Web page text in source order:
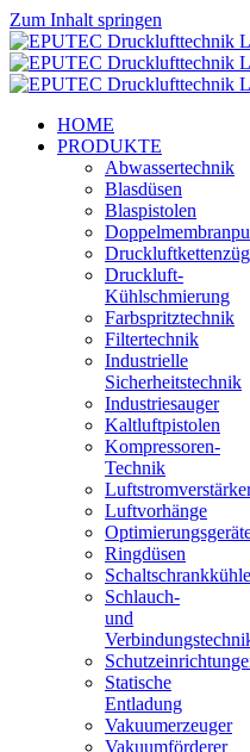
Zum Inhalt springen
HOME
PRODUKTE
Abwassertechnik
Blasdüsen
Blaspistolen
Druckluft-
Kühlschmierung
Farbspritztechnik
Filtertechnik
Industrielle
Sicherheitstechnik
Industriesauger
Kaltluftpistolen
Kompressoren-
Technik
Luftvorhänge
Ringdüsen
Schlauch-
und
Statische
Entladung
Vakuumerzeuger
Vakuumförderer